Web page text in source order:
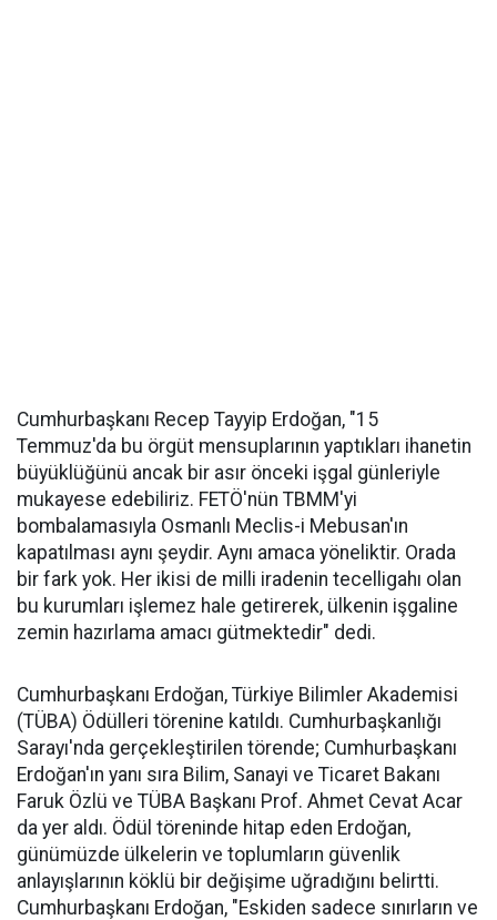
Cumhurbaşkanı Recep Tayyip Erdoğan, "15
Temmuz'da bu örgüt mensuplarının yaptıkları ihanetin
büyüklüğünü ancak bir asır önceki işgal günleriyle
mukayese edebiliriz. FETÖ'nün TBMM'yi
bombalamasıyla Osmanlı Meclis-i Mebusan'ın
kapatılması aynı şeydir. Aynı amaca yöneliktir. Orada
bir fark yok. Her ikisi de milli iradenin tecelligahı olan
bu kurumları işlemez hale getirerek, ülkenin işgaline
zemin hazırlama amacı gütmektedir" dedi.
Cumhurbaşkanı Erdoğan, Türkiye Bilimler Akademisi
(TÜBA) Ödülleri törenine katıldı. Cumhurbaşkanlığı
Sarayı'nda gerçekleştirilen törende; Cumhurbaşkanı
Erdoğan'ın yanı sıra Bilim, Sanayi ve Ticaret Bakanı
Faruk Özlü ve TÜBA Başkanı Prof. Ahmet Cevat Acar
da yer aldı. Ödül töreninde hitap eden Erdoğan,
günümüzde ülkelerin ve toplumların güvenlik
anlayışlarının köklü bir değişime uğradığını belirtti.
Cumhurbaşkanı Erdoğan, "Eskiden sadece sınırların ve